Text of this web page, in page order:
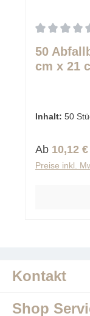
50
cm x 21
Inhalt: 50
Regulärer
Ab 10,12 €
Preise inkl.
Kontakt
Shop